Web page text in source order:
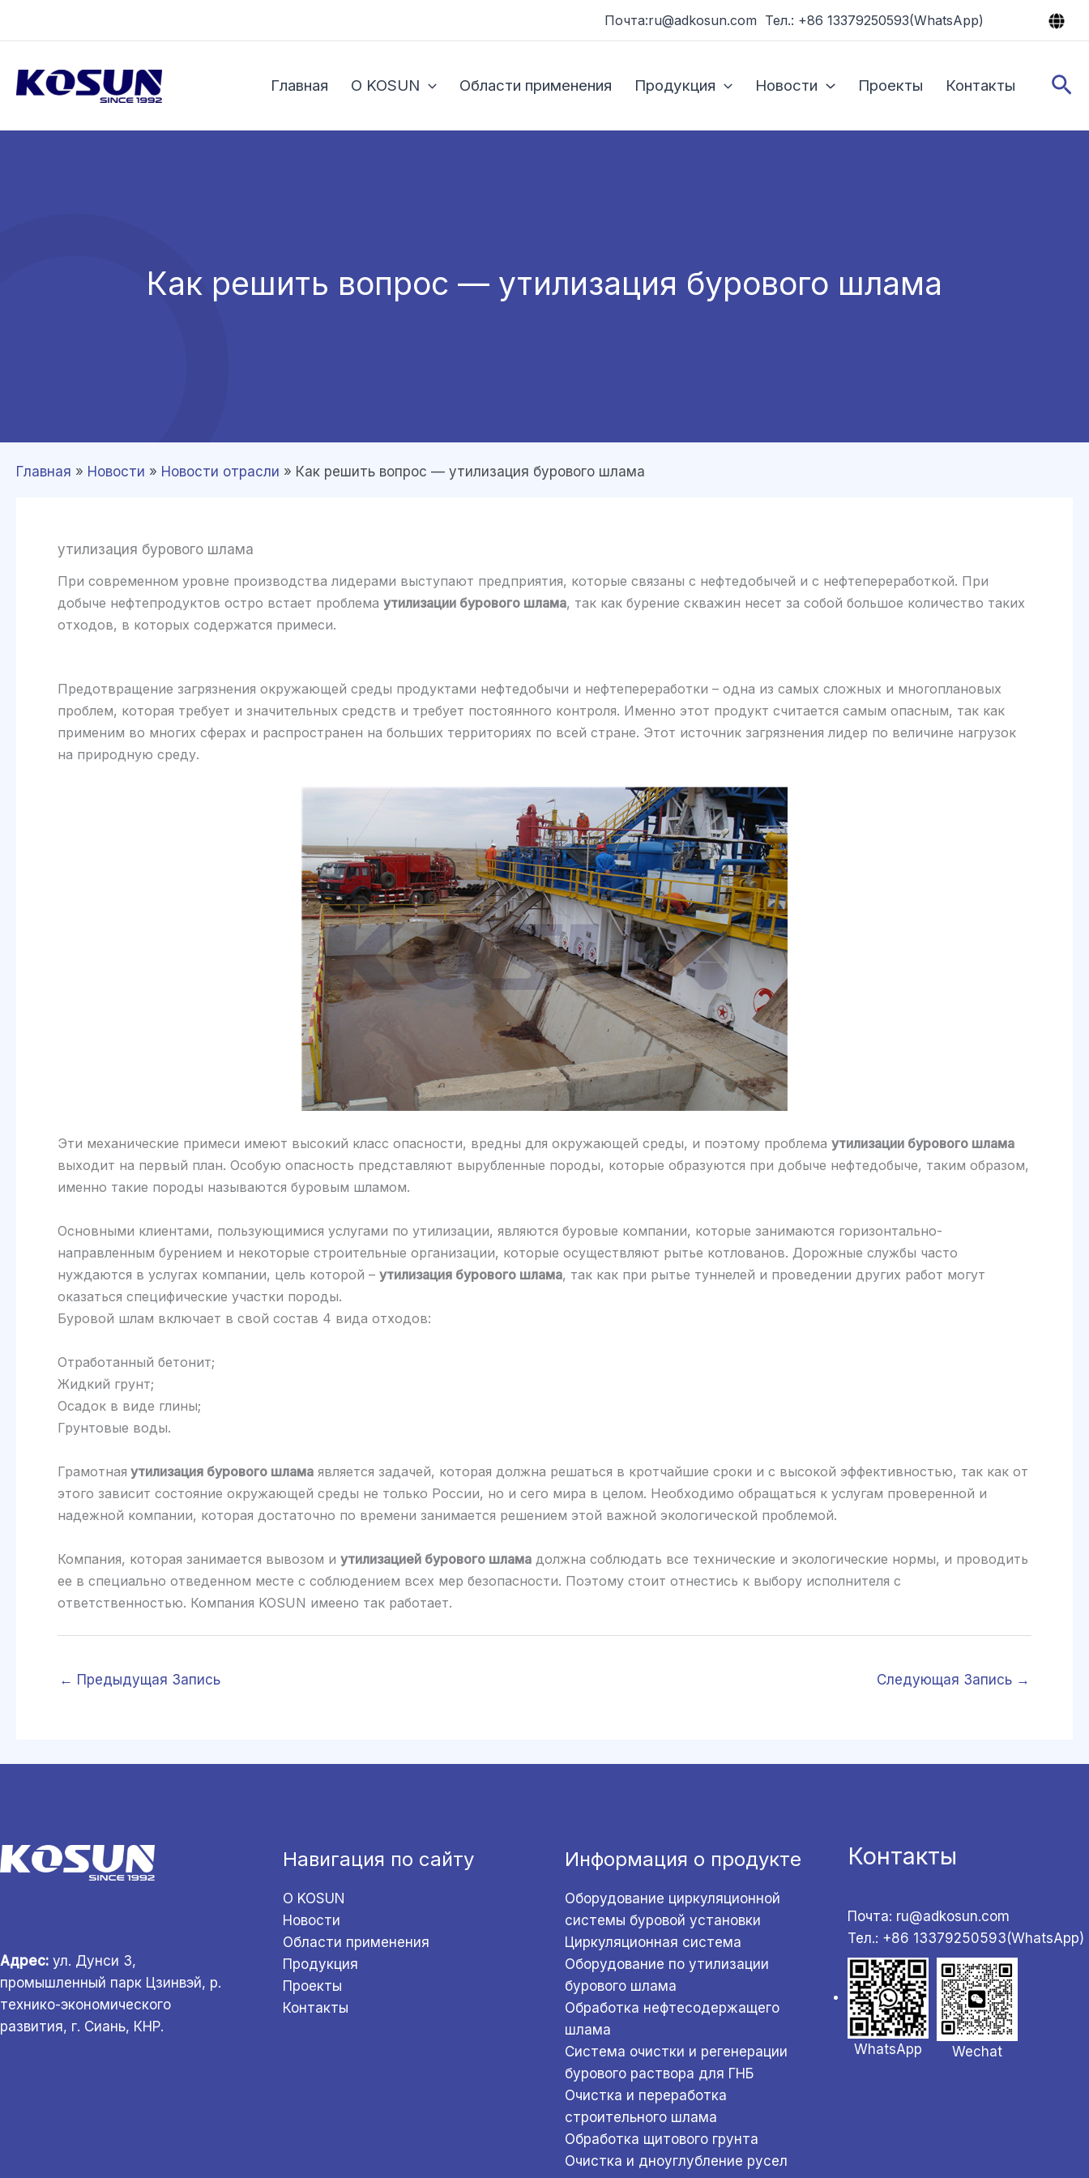
Почта:ru@adkosun.com Тел.: +86 13379250593(WhatsApp)
Главная О KOSUN Области применения Продукция Новости Проекты Контакты
Как решить вопрос — утилизация бурового шлама
Главная » Новости » Новости отрасли » Как решить вопрос — утилизация бурового шлама
утилизация бурового шлама
При современном уровне производства лидерами выступают предприятия, которые связаны с нефтедобычей и с нефтепереработкой. При
добыче нефтепродуктов остро встает проблема утилизации бурового шлама, так как бурение скважин несет за собой большое количество таких
отходов, в которых содержатся примеси.
Предотвращение загрязнения окружающей среды продуктами нефтедобычи и нефтепереработки – одна из самых сложных и многоплановых
проблем, которая требует и значительных средств и требует постоянного контроля. Именно этот продукт считается самым опасным, так как
применим во многих сферах и распространен на больших территориях по всей стране. Этот источник загрязнения лидер по величине нагрузок
на природную среду.
Эти механические примеси имеют высокий класс опасности, вредны для окружающей среды, и поэтому проблема утилизации бурового шлама
выходит на первый план. Особую опасность представляют вырубленные породы, которые образуются при добыче нефтедобыче, таким образом,
именно такие породы называются буровым шламом.
Основными клиентами, пользующимися услугами по утилизации, являются буровые компании, которые занимаются горизонтально-
направленным бурением и некоторые строительные организации, которые осуществляют рытье котлованов. Дорожные службы часто
нуждаются в услугах компании, цель которой – утилизация бурового шлама, так как при рытье туннелей и проведении других работ могут
оказаться специфические участки породы.
Буровой шлам включает в свой состав 4 вида отходов:
Отработанный бетонит;
Жидкий грунт;
Осадок в виде глины;
Грунтовые воды.
Грамотная утилизация бурового шлама является задачей, которая должна решаться в кротчайшие сроки и с высокой эффективностью, так как от
этого зависит состояние окружающей среды не только России, но и сего мира в целом. Необходимо обращаться к услугам проверенной и
надежной компании, которая достаточно по времени занимается решением этой важной экологической проблемой.
Компания, которая занимается вывозом и утилизацией бурового шлама должна соблюдать все технические и экологические нормы, и проводить
ее в специально отведенном месте с соблюдением всех мер безопасности. Поэтому стоит отнестись к выбору исполнителя с
ответственностью. Компания KOSUN имеено так работает.
← Предыдущая Запись Следующая Запись →
Адрес: ул. Дунси 3,
промышленный парк Цзинвэй, р.
технико-экономического
развития, г. Сиань, КНР.
Навигация по сайту
О KOSUN
Новости
Области применения
Продукция
Проекты
Контакты
Информация о продукте
Оборудование циркуляционной
системы буровой установки
Циркуляционная система
Оборудование по утилизации
бурового шлама
Обработка нефтесодержащего
шлама
Система очистки и регенерации
бурового раствора для ГНБ
Очистка и переработка
строительного шлама
Обработка щитового грунта
Очистка и дноуглубление русел
Контакты
Почта: ru@adkosun.com
Тел.: +86 13379250593(WhatsApp)
WhatsApp Wechat